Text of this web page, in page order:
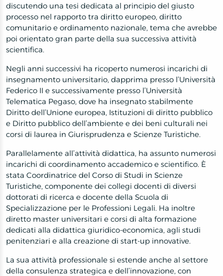
discutendo una tesi dedicata al principio del giusto
processo nel rapporto tra diritto europeo, diritto
comunitario e ordinamento nazionale, tema che avrebbe
poi orientato gran parte della sua successiva attività
scientifica.
Negli anni successivi ha ricoperto numerosi incarichi di
insegnamento universitario, dapprima presso l’Università
Federico II e successivamente presso l’Università
Telematica Pegaso, dove ha insegnato stabilmente
Diritto dell’Unione europea, Istituzioni di diritto pubblico
e Diritto pubblico dell’ambiente e dei beni culturali nei
corsi di laurea in Giurisprudenza e Scienze Turistiche.
Parallelamente all’attività didattica, ha assunto numerosi
incarichi di coordinamento accademico e scientifico. È
stata Coordinatrice del Corso di Studi in Scienze
Turistiche, componente dei collegi docenti di diversi
dottorati di ricerca e docente della Scuola di
Specializzazione per le Professioni Legali. Ha inoltre
diretto master universitari e corsi di alta formazione
dedicati alla didattica giuridico-economica, agli studi
penitenziari e alla creazione di start-up innovative.
La sua attività professionale si estende anche al settore
della consulenza strategica e dell’innovazione, con